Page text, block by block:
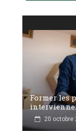
Former les
20 octobre